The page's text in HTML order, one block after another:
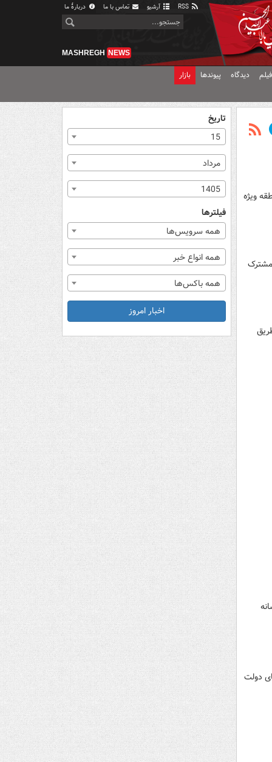
آرشیو تماس با ما دربارهٔ ما
MASHREGH NEWS
دیدگاه پیوندها بازار
ویژه
مشترک
دولت
تاریخ
15
مرداد
1405
فیلترها
همه سرویس‌ها
همه انواع خبر
همه باکس‌ها
اخبار امروز